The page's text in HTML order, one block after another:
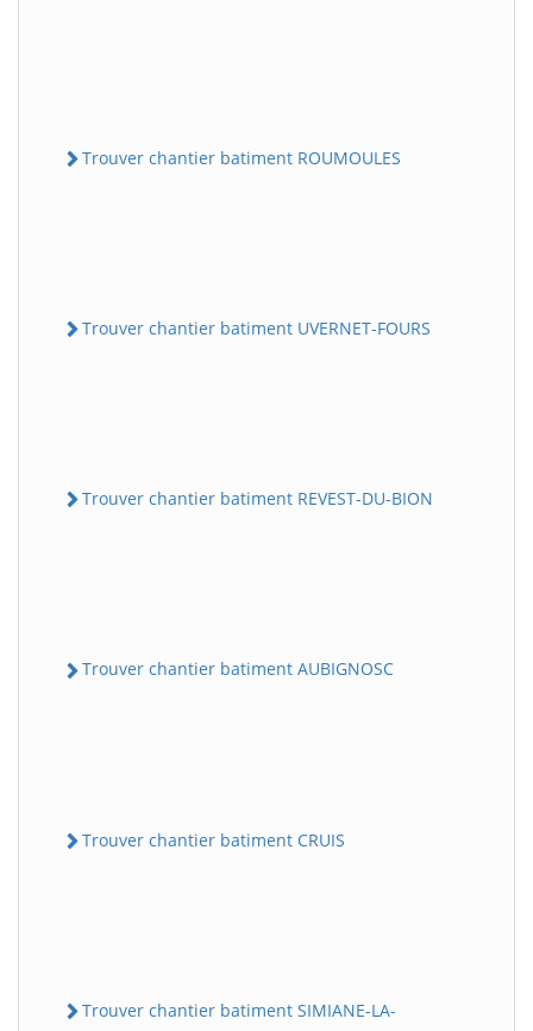
Trouver chantier batiment ROUMOULES
Trouver chantier batiment UVERNET-FOURS
Trouver chantier batiment REVEST-DU-BION
Trouver chantier batiment AUBIGNOSC
Trouver chantier batiment CRUIS
Trouver chantier batiment SIMIANE-LA-